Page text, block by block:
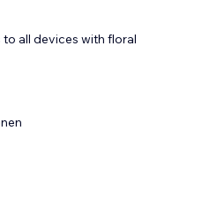
all devices with floral